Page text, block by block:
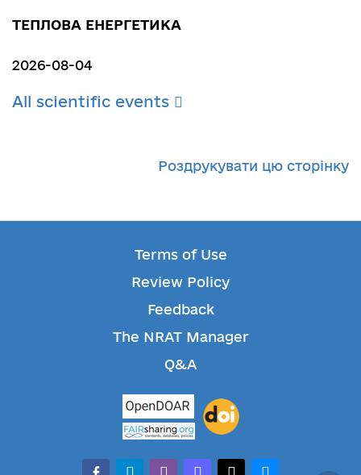
ТЕПЛОВА ЕНЕРГЕТИКА
2026-08-04
All scientific events
Роздрукувати цю сторінку
Terms of Use
Review Policy
Feedback
The NRAT Manager
Q&A
facebook-alt
telegramwhatsappmastodonthreadsbluesky